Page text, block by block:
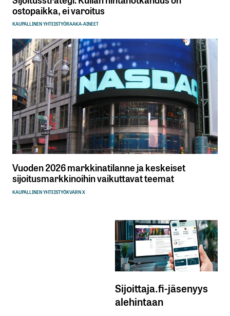
ostopaikka, ei varoitus
KAUPALLINEN YHTEISTYÖRAAKA-AINEET
Vuoden 2026 markkinatilanne ja keskeiset
sijoitusmarkkinoihin vaikuttavat teemat
KAUPALLINEN YHTEISTYÖKVARN X
Sijoittaja.fi-jäsenyys
alehintaan